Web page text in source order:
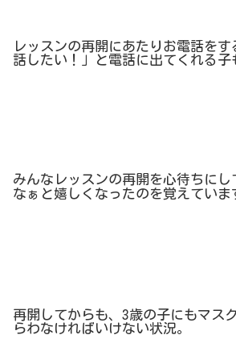
レッスンの再開にあたりお電話を
話したい！」と電話に出てくれる子
みんなレッスンの再開を心待ちにし
なぁと嬉しくなったのを覚えていま
再開してからも、 3歳の子にもマス
らわなければいけない状況。